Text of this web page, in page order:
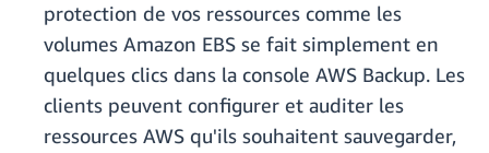
protection de vos ressources comme les
volumes Amazon EBS se fait simplement en
quelques clics dans la console AWS Backup. Les
clients peuvent configurer et auditer les
ressources AWS qu'ils souhaitent sauvegarder,